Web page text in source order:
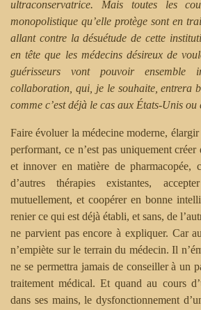
ultraconservatrice. Mais toutes les
monopolistique qu’elle protège sont en
allant contre la désuétude de cette
en tête que les médecins désireux de
guérisseurs vont pouvoir ensemble
collaboration, qui, je le souhaite, entrera
comme c’est déjà le cas aux États-Unis ou
Faire évoluer la médecine moderne,
performant, ce n’est pas uniquement
et innover en matière de pharmacopée,
d’autres thérapies existantes,
mutuellement, et coopérer en bonne
renier ce qui est déjà établi, et sans, de
ne parvient pas encore à expliquer. Car
n’empiète sur le terrain du médecin. Il
ne se permettra jamais de conseiller à un
traitement médical. Et quand au cours
dans ses mains, le dysfonctionnement